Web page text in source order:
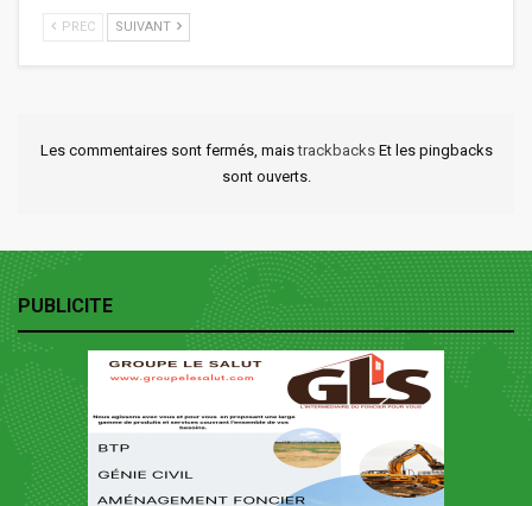
PREC SUIVANT
Les commentaires sont fermés, maistrackbacks Et les pingbacks
sont ouverts.
PUBLICITE